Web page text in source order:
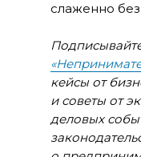
слаженно без
кейсы от
и советы от
деловых